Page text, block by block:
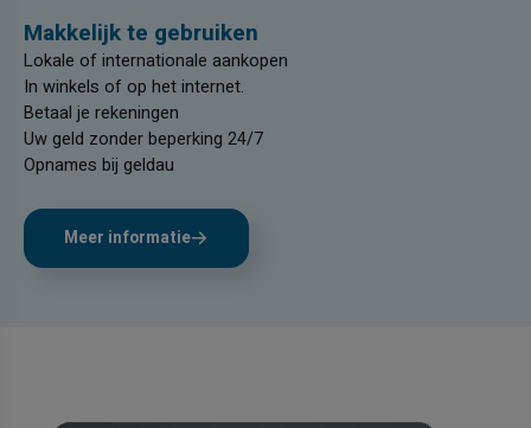
Makkelijk te gebruiken
Lokale of internationale aankopen
In winkels of op het internet.
Betaal je rekeningen
Uw geld zonder beperking 24/7
Opnames bij geldau
Meer informatie